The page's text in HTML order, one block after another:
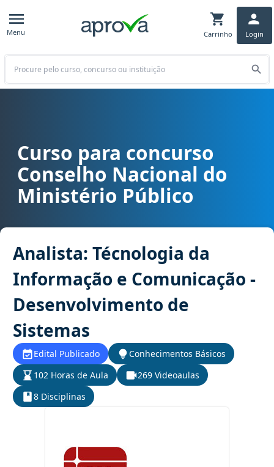
Menu Carrinho Login
Buscar
Curso para concurso CNMP - Conselho Nacional do Ministério
Curso para concurso
Conselho Nacional do
Ministério Público
Analista: Técnologia da
Informação e Comunicação -
Desenvolvimento de
Sistemas
Edital Publicado
Conhecimentos Básicos
102 Horas de Aula
269 Videoaulas
8 Disciplinas